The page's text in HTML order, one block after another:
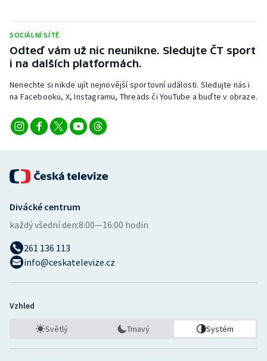
Triatlon
Veslování
Vodní slalom
Volejbal
Ostatní
SOCIÁLNÍ SÍTĚ
Odteď vám už nic neunikne. Sledujte ČT sport
i na dalších platformách.
Nenechte si nikde ujít nejnovější sportovní události. Sledujte nás i
na Facebooku, X, Instagramu, Threads či YouTube a buďte v obraze.
Divácké centrum
každý všední den:8:00—16:00 hodin
261 136 113
info@ceskatelevize.cz
Vzhled
Světlý Tmavý Systém